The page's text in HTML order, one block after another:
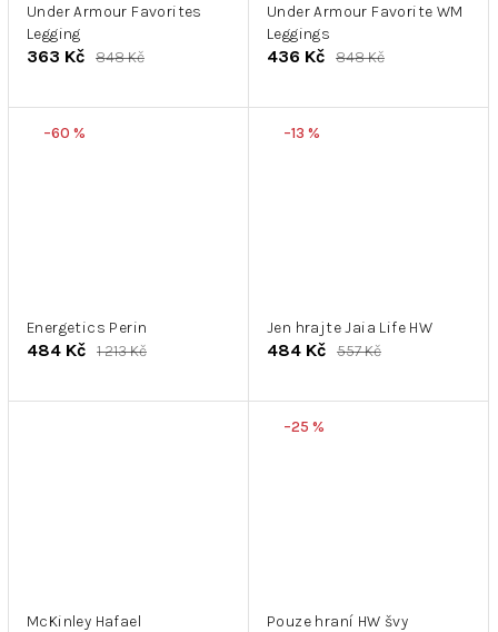
Under Armour Favorites
Legging
363 Kč 848 Kč
Under Armour Favorite WM
Leggings
436 Kč 848 Kč
–60 %
Energetics Perin
484 Kč 1 213 Kč
–13 %
Jen hrajte Jaia Life HW
484 Kč 557 Kč
McKinley Hafael
–25 %
Pouze hraní HW švy